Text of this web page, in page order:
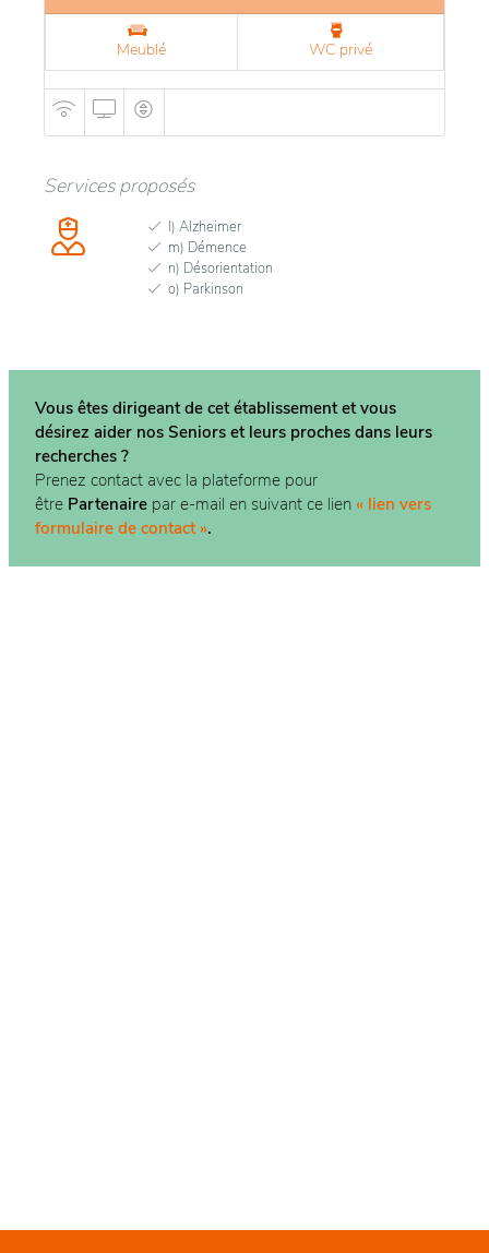
Meublé WC privé
Services proposés
l) Alzheimer
m) Démence
n) Désorientation
o) Parkinson
Vous êtes dirigeant de cet établissement et vous
désirez aider nos Seniors et leurs proches dans leurs
recherches ?
Prenez contact avec la plateforme pour
être Partenaire par e-mail en suivant ce lien « lien vers
formulaire de contact ».